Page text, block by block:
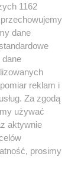
Tak w
1162
dane
dane
reklam i
Za zgodą
używać
aktywnie
prosimy